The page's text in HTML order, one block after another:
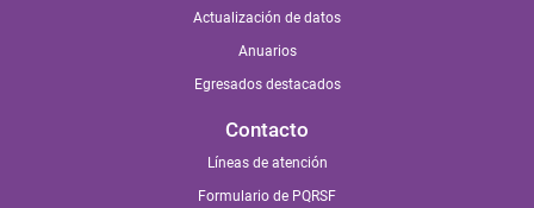
Actualización de datos
Anuarios
Egresados destacados
Contacto
Líneas de atención
Formulario de PQRSF